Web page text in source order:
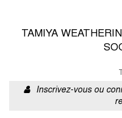
TAMIYA
Inscrivez-vous ou